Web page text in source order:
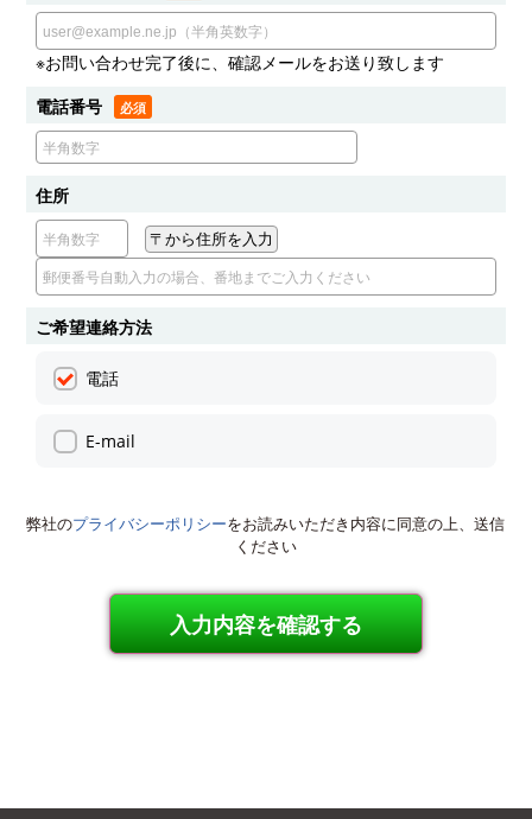
※お問い合わせ完了後に、確認メールをお送り致します
電話番号
住所
ご希望連絡方法
電話
E-mail
弊社のプライバシーポリシーをお読みいただき内容に同意の上、送信
ください